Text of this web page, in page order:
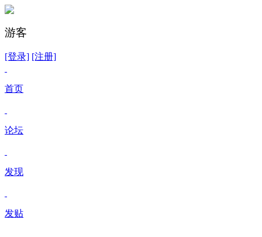
游客
[登录] [注册]
首页
论坛
发现
发贴